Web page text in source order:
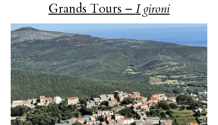
Grands Tours – I gironi